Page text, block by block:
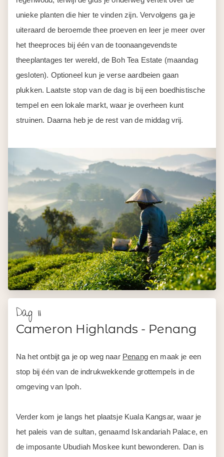
unieke planten die hier te vinden zijn. Vervolgens ga je
uiteraard de beroemde thee proeven en leer je meer over
het theeproces bij één van de toonaangevendste
theeplantages ter wereld, de Boh Tea Estate (maandag
gesloten). Optioneel kun je verse aardbeien gaan
plukken. Laatste stop van de dag is bij een boedhistische
tempel en een lokale markt, waar je overheen kunt
struinen. Daarna heb je de rest van de middag vrij.
Dag 11
Cameron Highlands - Penang
Na het ontbijt ga je op weg naar Penangen maak je een
stop bij één van de indrukwekkende grottempels in de
omgeving van Ipoh.
Verder kom je langs het plaatsje Kuala Kangsar, waar je
het paleis van de sultan, genaamd Iskandariah Palace, en
de imposante Ubudiah Moskee kunt bewonderen. Dan is